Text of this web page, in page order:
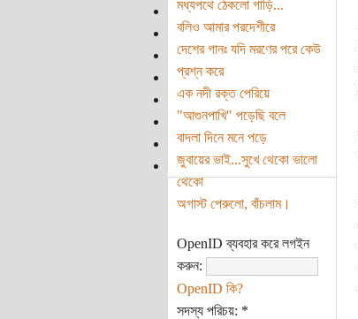
মধ্যপথে ঠেকলো গাড়ি...
বলিও আমার পরদেশীরে
দেশের গানঃ যদি মরণের পরে কেউ
প্রশ্ন করে
এক নদী রক্ত পেরিয়ে
"আগুনপাখি" পড়েছি বলে
বাদলা দিনে মনে পড়ে
জুবায়ের ভাই...সুখে থেকো ভালো
থেকো
অগাস্ট পেরুলো, বাঁচলাম।
OpenID ব্যবহার করে লগইন
করুন:
OpenID কি?
সদস্য পরিচয়: *